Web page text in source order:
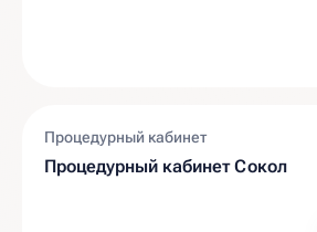
Процедурный кабинет
Процедурный кабинет Сокол